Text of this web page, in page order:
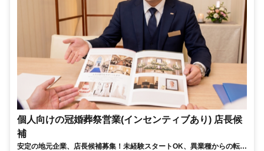
個人向けの冠婚葬祭営業(インセンティブあり) 店長候
補
安定の地元企業、店長候補募集！未経験スタートOK、異業種からの転勤